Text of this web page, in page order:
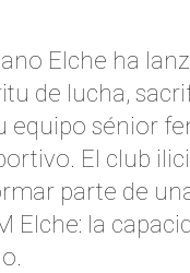
Elche ha
de lucha,
equipo sénior
El club
parte de
Elche: la